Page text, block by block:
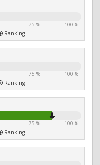
75 %
100 %
Ranking
75 %
100 %
Ranking
75 %
100 %
Ranking